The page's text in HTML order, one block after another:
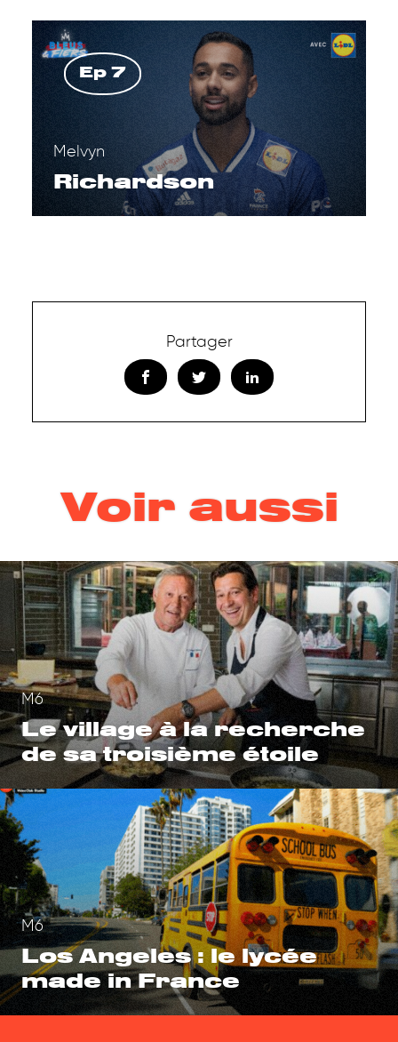
Ep 7
Melvyn
Richardson
Partager
Voir aussi
M6
Le village à la recherche
de sa troisième étoile
M6
Los Angeles : le lycée
made in France